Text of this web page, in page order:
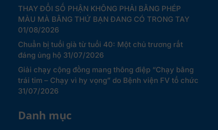
THAY ĐỔI SỐ PHẬN KHÔNG PHẢI BẰNG PHÉP
MÀU MÀ BẰNG THỨ BẠN ĐANG CÓ TRONG TAY
01/08/2026
Chuẩn bị tuổi già từ tuổi 40: Một chủ trương rất
đáng ủng hộ 31/07/2026
Giải chạy cộng đồng mang thông điệp “Chạy bằng
trái tim – Chạy vì hy vọng” do Bệnh viện FV tổ chức
31/07/2026
Danh mục